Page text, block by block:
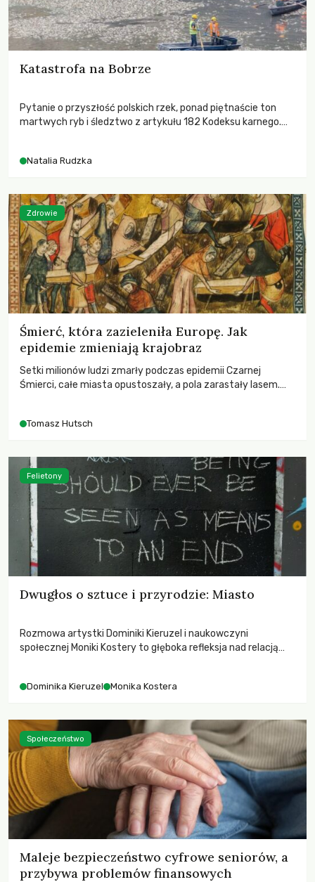
Katastrofa na Bobrze
Pytanie o przyszłość polskich rzek, ponad piętnaście ton
martwych ryb i śledztwo z artykułu 182 Kodeksu karnego.
zdarzeń prowadzących do biologicznej śmierci rzeki.
Natalia Rudzka
Śmierć, która zazieleniła Europę. Jak
epidemie zmieniają krajobraz
Setki milionów ludzi zmarły podczas epidemii Czarnej
Śmierci, całe miasta opustoszały, a pola zarastały lasem.
największych katastrof w swoich dziejach.
Tomasz Hutsch
Zdrowie
Dwugłos o sztuce i przyrodzie: Miasto
Rozmowa artystki Dominiki Kieruzel i naukowczyni
społecznej Moniki Kostery to głęboka refleksja nad relacją
Dominika Kieruzel Monika Kostera
Felietony
Maleje bezpieczeństwo cyfrowe seniorów, a
przybywa problemów finansowych
Społeczeństwo